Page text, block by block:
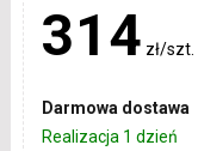
314 zł/szt.
Darmowa dostawa
Realizacja 1 dzień